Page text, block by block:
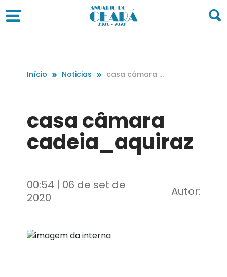
Início Noticias
casa câmara c
casa câmara
cadeia_aquiraz
00:54 | 06 de set de
2020
Autor: